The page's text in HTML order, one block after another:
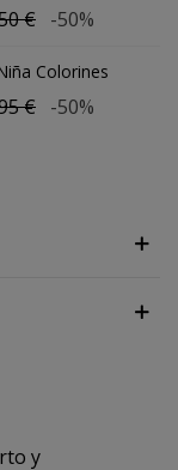
€ -50%
Colorines
€ -50%